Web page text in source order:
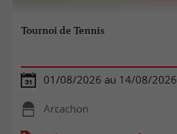
Tournoi de Tennis
01/08/2026 au 14/08/2026
Arcachon